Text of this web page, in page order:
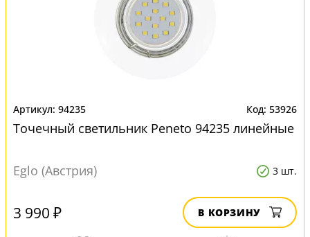
94235 53926
Точечный светильник Peneto 94235 линейные
Eglo (Австрия) 3 шт.
3 990 ₽ В КОРЗИНУ